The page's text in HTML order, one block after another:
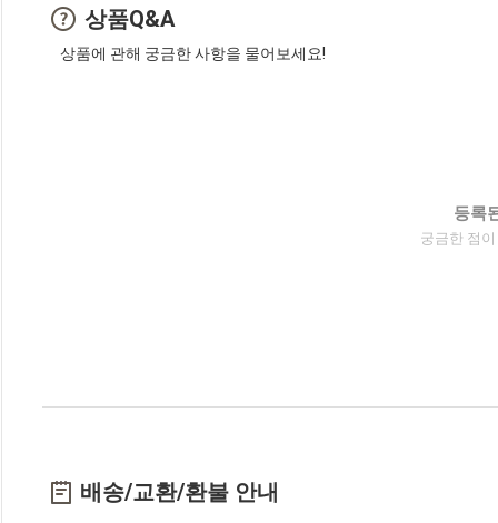
상품Q&A
상품에 관해 궁금한 사항을 물어보세요!
등록
궁금한 점
배송/교환/환불 안내